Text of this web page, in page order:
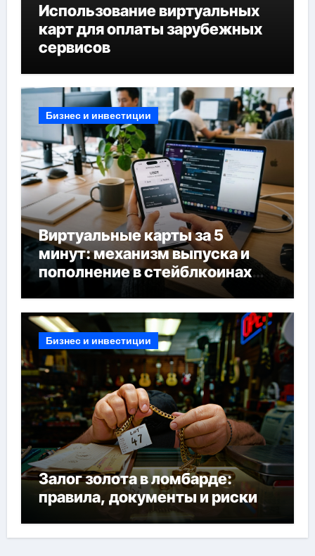
Использование виртуальных
карт для оплаты зарубежных
сервисов
Бизнес и инвестиции
Виртуальные карты за 5
минут: механизм выпуска и
пополнение в стейблкоинах
без банковской верификации
Бизнес и инвестиции
Залог золота в ломбарде:
правила, документы и риски